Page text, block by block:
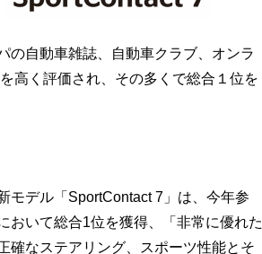
の自動車雑誌、自動車クラブ、オンラ
高く評価され、その多くで総合１位を
モデル「SportContact 7」は、今年参
おいて総合1位を獲得、「非常に優れた
確なステアリング、スポーツ性能とそ